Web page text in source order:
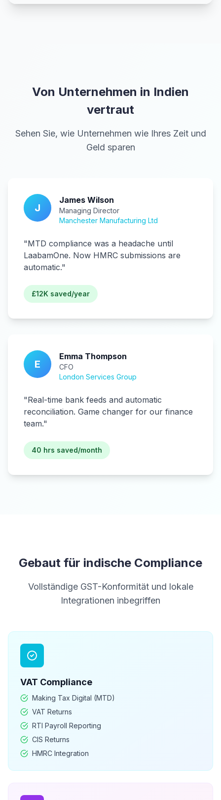
Von Unternehmen in Indien
vertraut
Sehen Sie, wie Unternehmen wie Ihres Zeit und
Geld sparen
J
James Wilson
Managing Director
Manchester Manufacturing Ltd
"MTD compliance was a headache until
LaabamOne. Now HMRC submissions are
automatic."
£12K saved/year
E
Emma Thompson
CFO
London Services Group
"Real-time bank feeds and automatic
reconciliation. Game changer for our finance
team."
40 hrs saved/month
Gebaut für indische Compliance
Vollständige GST-Konformität und lokale
Integrationen inbegriffen
VAT Compliance
Making Tax Digital (MTD)
VAT Returns
RTI Payroll Reporting
CIS Returns
HMRC Integration